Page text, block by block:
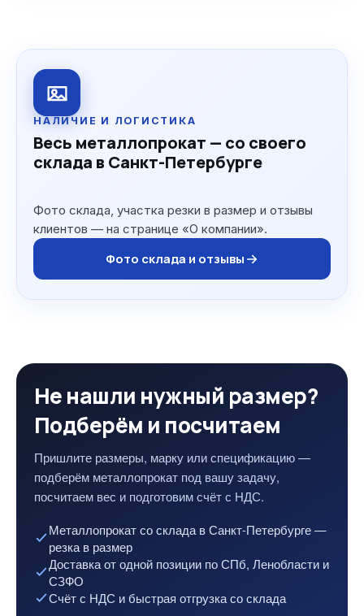
НАЛИЧИЕ И ЛОГИСТИКА
Весь металлопрокат — со своего
склада в Санкт-Петербурге
Фото склада, участка резки в размер и отзывы
клиентов — на странице «О компании».
Фото склада и отзывы
Не нашли нужный размер?
Подберём и посчитаем
Пришлите размеры, марку или спецификацию —
подберём металлопрокат под вашу задачу,
посчитаем вес и подготовим счёт с НДС.
Металлопрокат со склада в Санкт-Петербурге —
резка в размер
Доставка от одной позиции по СПб, Ленобласти и
СЗФО
Счёт с НДС и быстрая отгрузка со склада